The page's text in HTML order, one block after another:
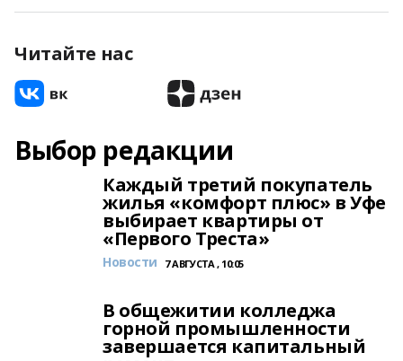
Читайте нас
Выбор редакции
Каждый третий покупатель
жилья «комфорт плюс» в Уфе
выбирает квартиры от
«Первого Треста»
Новости 7 АВГУСТА , 10:05
В общежитии колледжа
горной промышленности
завершается капитальный